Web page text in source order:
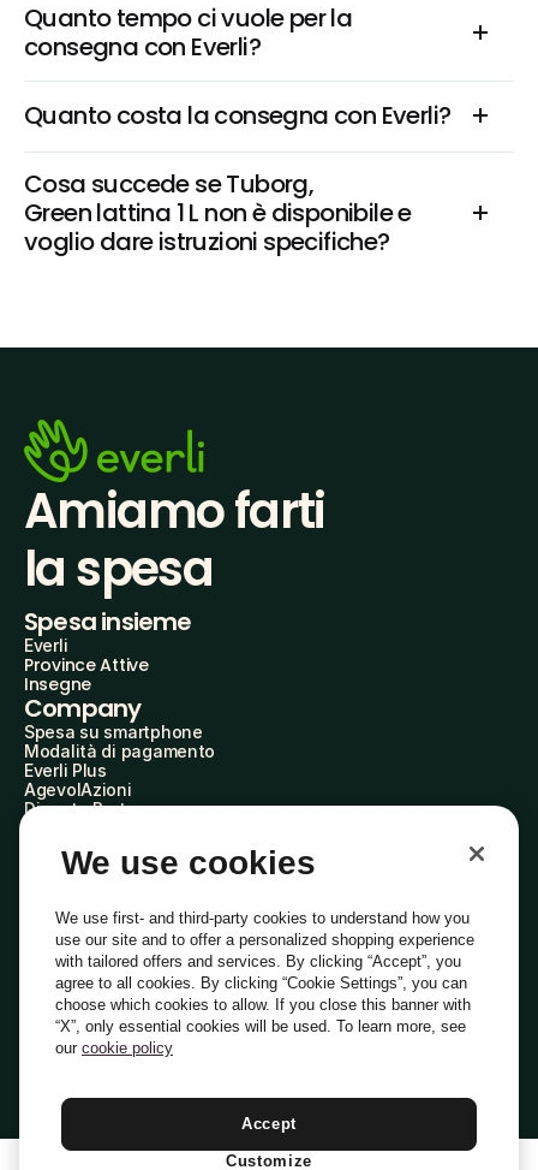
Quanto tempo ci vuole per la
consegna con Everli?
Quanto costa la consegna con Everli?
Cosa succede se Tuborg,
Green lattina 1 L non è disponibile e
voglio dare istruzioni specifiche?
Amiamo farti
la spesa
Spesa insieme
Everli
Province Attive
Insegne
Company
Spesa su smartphone
Modalità di pagamento
Everli Plus
AgevolAzioni
Diventa Partner
Everli Shoppers
About Us
Everli News
Domande frequenti
Lavora con noi
Diventa Shopper
Investitori
PrivacyCookiePreferenze Cookie
Termini e CondizioniCodice Etico
Indirizzo PEC: everli@pec.it - indirizzo DPO: dpo@everli.com
Italiano
We use cookies
We use first- and third-party cookies to understand how you
use our site and to offer a personalized shopping experience
with tailored offers and services. By clicking “Accept”, you
agree to all cookies. By clicking “Cookie Settings”, you can
choose which cookies to allow. If you close this banner with
“X”, only essential cookies will be used. To learn more, see
our cookie policy
Accept
Customize